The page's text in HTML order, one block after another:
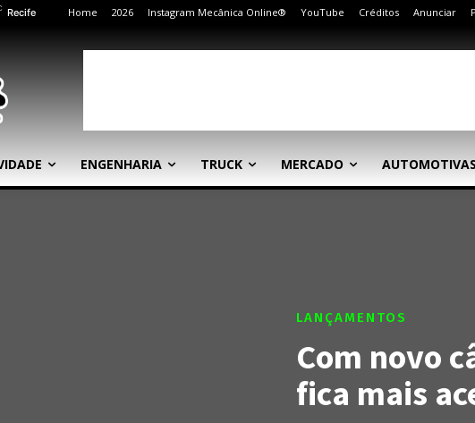
Recife Home 2026 Instagram Mecânica Online® YouTube Créditos Anunciar
ENGENHARIA TRUCK MERCADO
LANÇAMENTOS
Com novo
fica mais